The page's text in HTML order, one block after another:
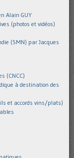
Alain GUY
(photos et vidéos)
(SMN) par Jacques
(CNCC)
à destination des
et accords vins/plats)